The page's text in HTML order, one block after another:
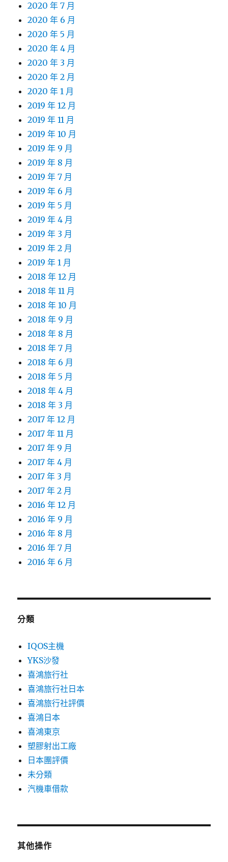
2020 年 7 月
2020 年 6 月
2020 年 5 月
2020 年 4 月
2020 年 3 月
2020 年 2 月
2020 年 1 月
2019 年 12 月
2019 年 11 月
2019 年 10 月
2019 年 9 月
2019 年 8 月
2019 年 7 月
2019 年 6 月
2019 年 5 月
2019 年 4 月
2019 年 3 月
2019 年 2 月
2019 年 1 月
2018 年 12 月
2018 年 11 月
2018 年 10 月
2018 年 9 月
2018 年 8 月
2018 年 7 月
2018 年 6 月
2018 年 5 月
2018 年 4 月
2018 年 3 月
2017 年 12 月
2017 年 11 月
2017 年 9 月
2017 年 4 月
2017 年 3 月
2017 年 2 月
2016 年 12 月
2016 年 9 月
2016 年 8 月
2016 年 7 月
2016 年 6 月
分類
IQOS主機
YKS沙發
喜鴻旅行社
喜鴻旅行社日本
喜鴻旅行社評價
喜鴻日本
喜鴻東京
塑膠射出工廠
日本團評價
未分類
汽機車借款
其他操作